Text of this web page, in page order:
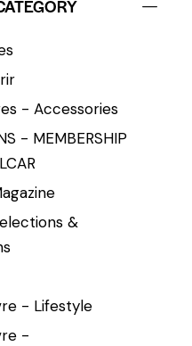
- Accessories
- MEMBERSHIP
&
- Lifestyle
-